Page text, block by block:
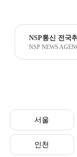
NSP통신 전국
NSP NEWS
서울
인천